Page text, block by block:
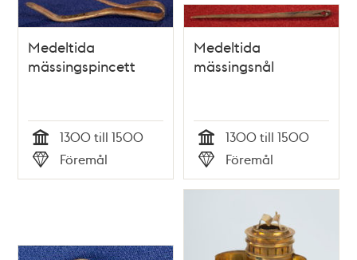
Medeltida
mässingspincett
Tid
1300 till 1500
Typ
Föremål
Medeltida
mässingsnål
Tid
1300 till 1500
Typ
Föremål